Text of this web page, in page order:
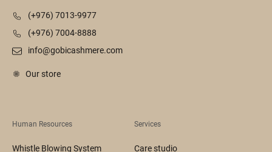
(+976) 7013-9977
(+976) 7004-8888
info@gobicashmere.com
Our store
Human Resources
Whistle Blowing System
Services
Care studio